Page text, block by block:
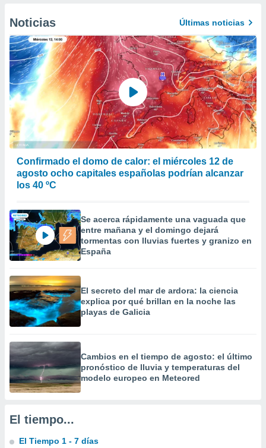
en
en
de
un
o acceder
perfiles
utilizar
crear un
uso de
contenido
medir el
de la
el
del
o a través
de
Noticias Últimas noticias
Confirmado el domo de calor: el miércoles 12 de
agosto ocho capitales españolas podrían alcanzar
los 40 ºC
Se acerca rápidamente una vaguada que
entre mañana y el domingo dejará
tormentas con lluvias fuertes y granizo en
España
El secreto del mar de ardora: la ciencia
explica por qué brillan en la noche las
playas de Galicia
Cambios en el tiempo de agosto: el último
pronóstico de lluvia y temperaturas del
modelo europeo en Meteored
El tiempo...
El Tiempo 1 - 7 días